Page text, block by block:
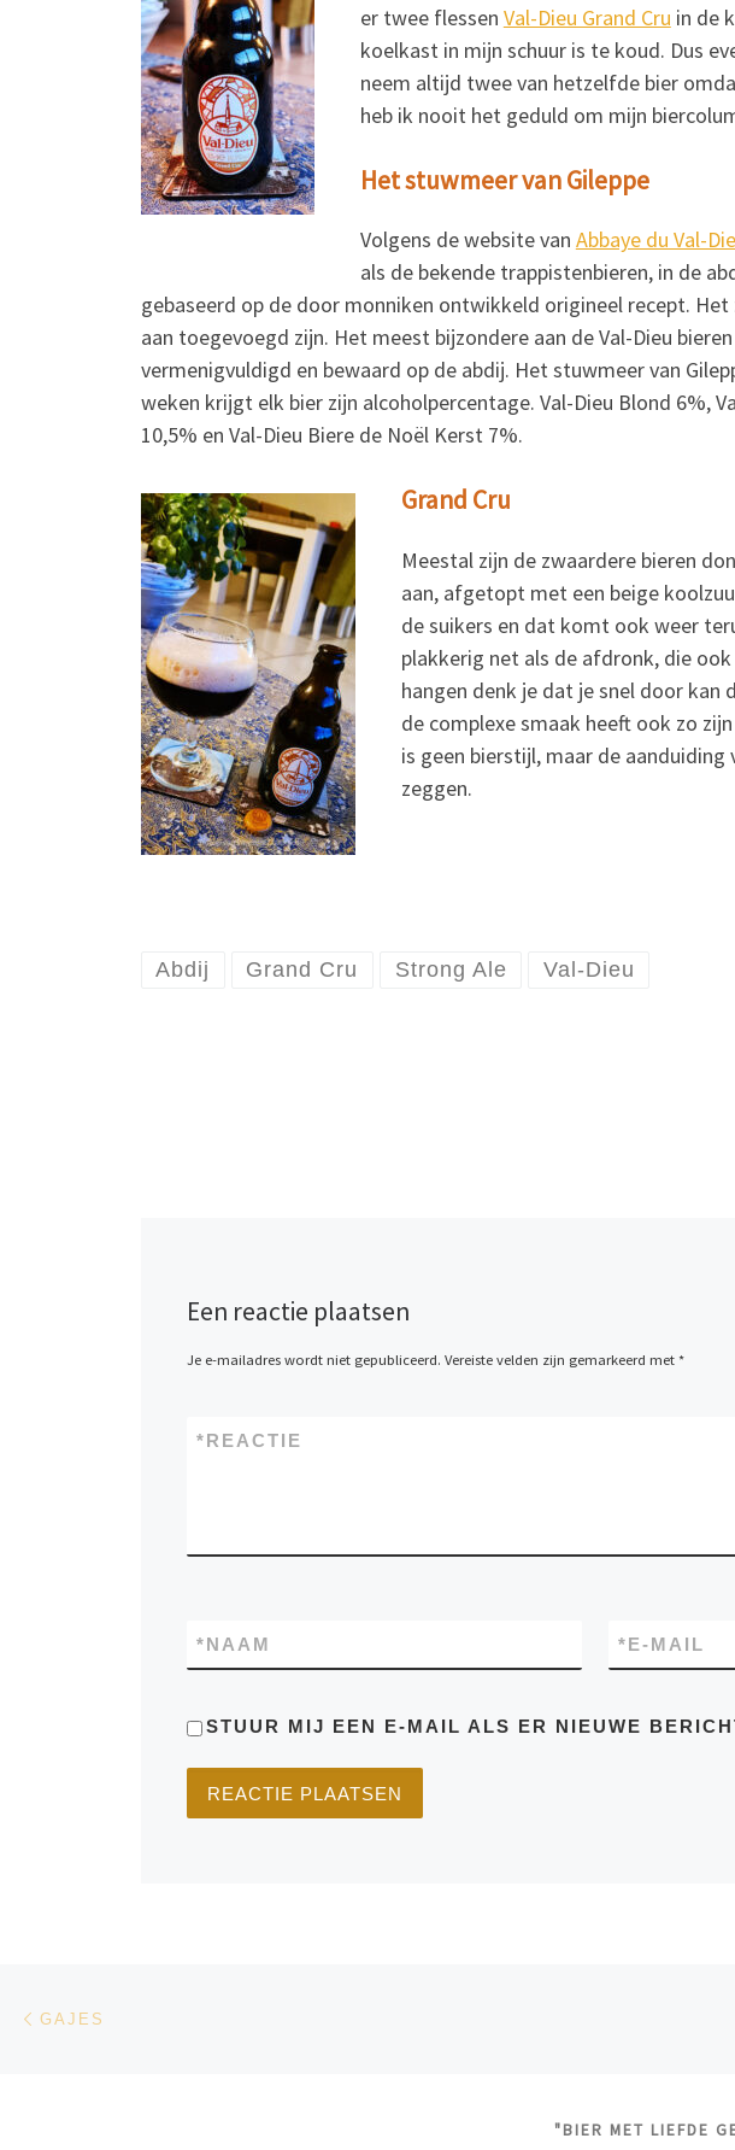
er twee flessen Val-Dieu Grand Cru in de
koelkast in mijn schuur is te koud. Dus
neem altijd twee van hetzelfde bier
heb ik nooit het geduld om mijn
Het stuwmeer van Gileppe
Volgens de website van Abbaye du Val-
als de bekende trappistenbieren, in de
gebaseerd op de door monniken ontwikkeld origineel recept.
aan toegevoegd zijn. Het meest bijzondere aan de Val-Dieu
vermenigvuldigd en bewaard op de abdij. Het stuwmeer van
weken krijgt elk bier zijn alcoholpercentage. Val-Dieu Blond 6%,
10,5% en Val-Dieu Biere de Noël Kerst 7%.
Grand Cru
Meestal zijn de zwaardere bieren
aan, afgetopt met een beige
de suikers en dat komt ook weer
plakkerig net als de afdronk, die
hangen denk je dat je snel door kan
de complexe smaak heeft ook zo
is geen bierstijl, maar de
zeggen.
Abdij Grand Cru Strong Ale Val-Dieu
Een reactie plaatsen
Je e-mailadres wordt niet gepubliceerd. Vereiste velden zijn gemarkeerd met *
REACTIE
*
NAAM
* E-MAIL
*
STUUR MIJ EEN E-MAIL ALS ER NIEUWE
Bericht navigatie
GAJES
"BIER MET LIEFDE